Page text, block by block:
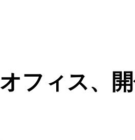
フィス、